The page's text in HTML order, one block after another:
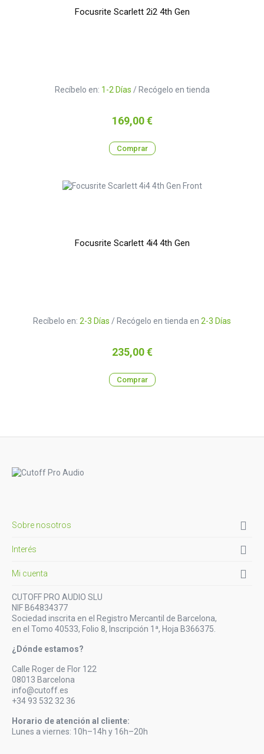
Focusrite Scarlett 2i2 4th Gen
Recíbelo en: 1-2 Días / Recógelo en tienda
Precio
169,00 €
Comprar
Focusrite Scarlett 4i4 4th Gen
Recíbelo en: 2-3 Días / Recógelo en tienda en 2-3 Días
Precio
235,00 €
Comprar
Sobre nosotros 
Interés 
Mi cuenta 
CUTOFF PRO AUDIO SLU
NIF B64834377
Sociedad inscrita en el Registro Mercantil de Barcelona,
en el Tomo 40533, Folio 8, Inscripción 1ª, Hoja B366375.
¿Dónde estamos?
Calle Roger de Flor 122
08013 Barcelona
info@cutoff.es
+34 93 532 32 36
Horario de atención al cliente:
Lunes a viernes: 10h–14h y 16h–20h